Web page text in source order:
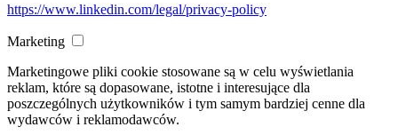
https://www.linkedin.com/legal/privacy-policy
Marketing
Marketingowe pliki cookie stosowane są w celu wyświetlania
reklam, które są dopasowane, istotne i interesujące dla
poszczególnych użytkowników i tym samym bardziej cenne dla
wydawców i reklamodawców.